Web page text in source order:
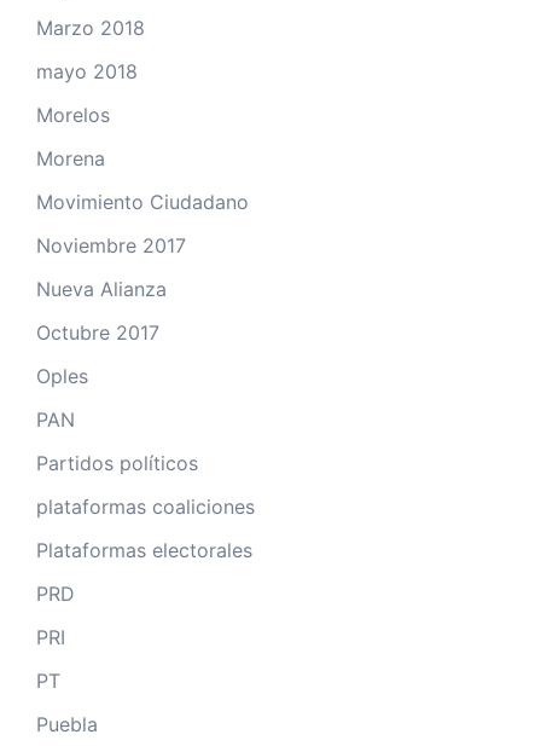
Marzo 2018
mayo 2018
Morelos
Morena
Movimiento Ciudadano
Noviembre 2017
Nueva Alianza
Octubre 2017
Oples
PAN
Partidos políticos
plataformas coaliciones
Plataformas electorales
PRD
PRI
PT
Puebla